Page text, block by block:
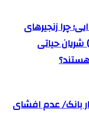
چرا زنجیرهای
فورج سری X (X348 و X458) شریان حیاتی
بانک/ عدم افشای